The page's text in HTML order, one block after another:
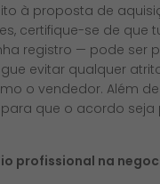
à proposta de
certifique-se de que
registro — pode ser
evitar qualquer
o vendedor. Além
que o acordo seja
profissional na